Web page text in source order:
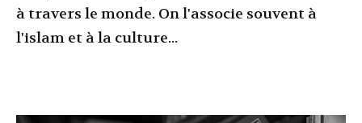
à travers le monde. On l'associe souvent à
l'islam et à la culture...